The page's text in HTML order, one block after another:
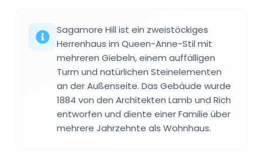
Sagamore Hill ist ein zweistöckiges
Herrenhaus im Queen-Anne-Stil mit
mehreren Giebeln, einem auffälligen
Turm und natürlichen Steinelementen
an der Außenseite. Das Gebäude wurde
1884 von den Architekten Lamb und Rich
entworfen und diente einer Familie über
mehrere Jahrzehnte als Wohnhaus.